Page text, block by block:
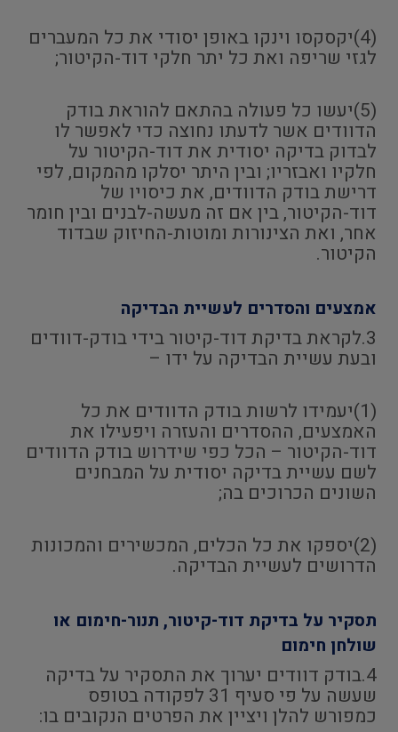
(4)יקסקסו וינקו באופן יסודי את כל המעברים
לגזי שריפה ואת כל יתר חלקי דוד-הקיטור;
(5)יעשו כל פעולה בהתאם להוראת בודק
הדוודים אשר לדעתו נחוצה כדי לאפשר לו
לבדוק בדיקה יסודית את דוד-הקיטור על
חלקיו ואבזריו; ובין היתר יסלקו מהמקום, לפי
דרישת בודק הדוודים, את כיסויו של
דוד-הקיטור, בין אם זה מעשה-לבנים ובין חומר
אחר, ואת הצינורות ומוטות-החיזוק שבדוד
הקיטור.
אמצעים והסדרים לעשיית הבדיקה
3.לקראת בדיקת דוד-קיטור בידי בודק-דוודים
ובעת עשיית הבדיקה על ידו –
(1)יעמידו לרשות בודק הדוודים את כל
האמצעים, ההסדרים והעזרה ויפעילו את
דוד-הקיטור – הכל כפי שידרוש בודק הדוודים
לשם עשיית בדיקה יסודית על המבחנים
השונים הכרוכים בה;
(2)יספקו את כל הכלים, המכשירים והמכונות
הדרושים לעשיית הבדיקה.
תסקיר על בדיקת דוד-קיטור, תנור-חימום או
שולחן חימום
4.בודק דוודים יערוך את התסקיר על בדיקה
שעשה על פי סעיף 31 לפקודה בטופס
כמפורש להלן ויציין את הפרטים הנקובים בו: